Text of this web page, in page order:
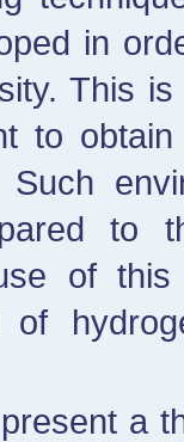
in
This
to
Such
to
of
of
a